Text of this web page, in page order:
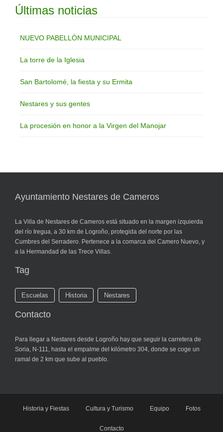
Últimas noticias
NUEVO PABELLÓN MUNICIPAL
La torre de la Iglesia
San Bartolomé, la fiesta y su Ermita
Nestares y sus gentes
La procesión en honor a la Virgen del Manojar
Ayuntamiento Nestares de Cameros
La Villa de Nestares de Cameros está situado en la margen izquierda
del río Iregua, a 30 km de Logroño, protegida del norte por las
Cumbres del Serradero. Pertenece a la comarca del Camero Nuevo, y
a la Hermandad de las Trece Villas.
Tag
Escuelas Historia Nestares
Contacto
Para llegar a Nestares desde Logroño hay que seguir la carretera de
Soria, N-111, hasta el empalme del kilómetro 304, donde se coge un
ramal de 2 km que sube al pueblo.
Historia y Fiestas Cultura y Turismo Equipo Fotos
Contacto